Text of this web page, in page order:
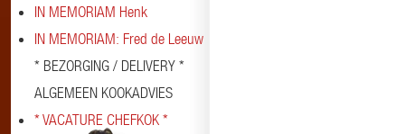
IN MEMORIAM Henk
IN MEMORIAM: Fred de Leeuw
* BEZORGING / DELIVERY *
ALGEMEEN KOOKADVIES
* VACATURE CHEFKOK *